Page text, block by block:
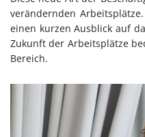
verändernden
einen kurzen Ausblick auf
Zukunft der Arbeitsplätze
Bereich.